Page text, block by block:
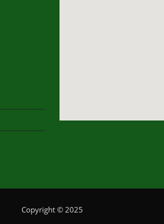
Copyright © 2025